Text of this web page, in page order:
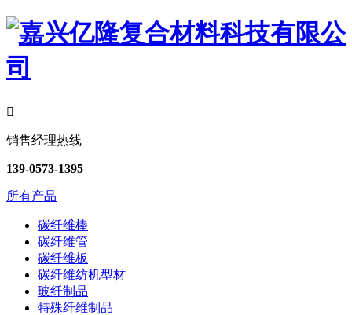

销售经理热线
139-0573-1395
所有产品
碳纤维棒
碳纤维管
碳纤维板
碳纤维纺机型材
玻纤制品
特殊纤维制品